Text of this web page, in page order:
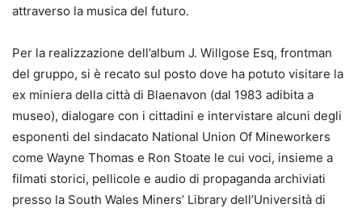
attraverso la musica del futuro.
Per la realizzazione dell’album J. Willgose Esq, frontman
del gruppo, si è recato sul posto dove ha potuto visitare la
ex miniera della città di Blaenavon (dal 1983 adibita a
museo), dialogare con i cittadini e intervistare alcuni degli
esponenti del sindacato National Union Of Mineworkers
come Wayne Thomas e Ron Stoate le cui voci, insieme a
filmati storici, pellicole e audio di propaganda archiviati
presso la South Wales Miners’ Library dell’Università di